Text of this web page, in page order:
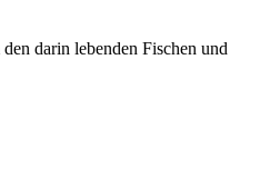
darin lebenden Fischen und